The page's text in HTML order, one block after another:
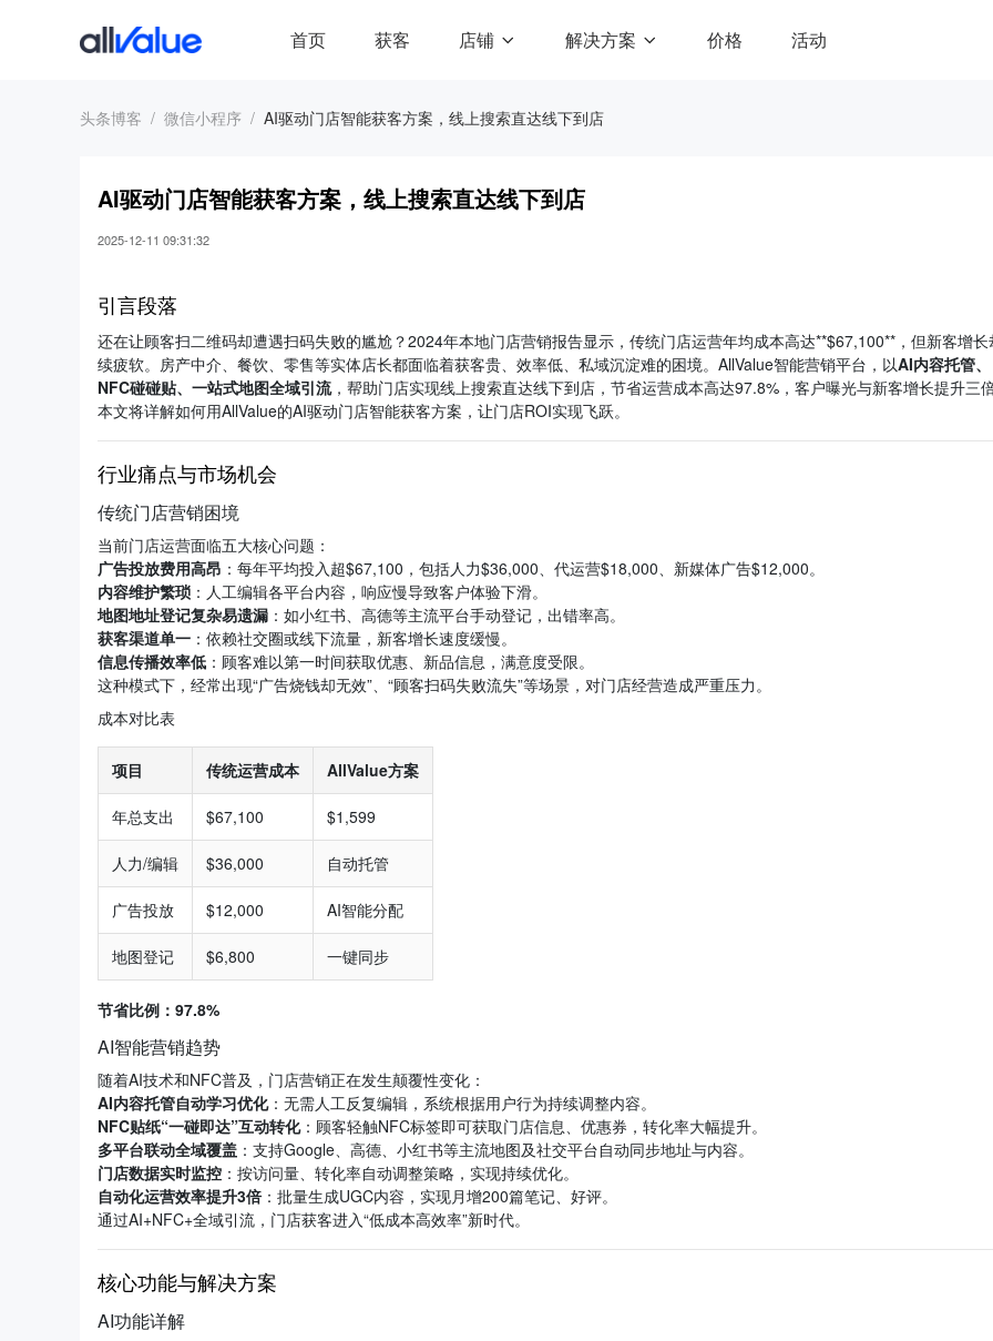
首页 获客 店铺 解决方案 价格 活动
头条博客 微信小程序 AI驱动门店智能获客方案，线上搜索直达线下到店
AI驱动门店智能获客方案，线上搜索直达线下到店
2025-12-11 09:31:32
引言段落
还在让顾客扫二维码却遭遇扫码失败的尴尬？2024年本地门店营销报告显示，传统门店运营年均成本高达**$67,100**，但新客增长
续疲软。房产中介、餐饮、零售等实体店长都面临着获客贵、效率低、私域沉淀难的困境。AllValue智能营销平台，以AI内容托管、
NFC碰碰贴、一站式地图全域引流，帮助门店实现线上搜索直达线下到店，节省运营成本高达97.8%，客户曝光与新客增长提升三
本文将详解如何用AllValue的AI驱动门店智能获客方案，让门店ROI实现飞跃。
行业痛点与市场机会
传统门店营销困境
当前门店运营面临五大核心问题：
广告投放费用高昂 ：每年平均投入超$67,100，包括人力$36,000、代运营$18,000、新媒体广告$12,000。
内容维护繁琐 ：人工编辑各平台内容，响应慢导致客户体验下滑。
地图地址登记复杂易遗漏 ：如小红书、高德等主流平台手动登记，出错率高。
获客渠道单一 ：依赖社交圈或线下流量，新客增长速度缓慢。
信息传播效率低 ：顾客难以第一时间获取优惠、新品信息，满意度受限。
这种模式下，经常出现“广告烧钱却无效”、“顾客扫码失败流失”等场景，对门店经营造成严重压力。
成本对比表
项目 传统运营成本 AllValue方案
年总支出 $67,100 $1,599
人力/编辑 $36,000 自动托管
广告投放 $12,000 AI智能分配
地图登记 $6,800 一键同步
节省比例：97.8%
AI智能营销趋势
随着AI技术和NFC普及，门店营销正在发生颠覆性变化：
AI内容托管自动学习优化：无需人工反复编辑，系统根据用户行为持续调整内容。
NFC贴纸“一碰即达”互动转化：顾客轻触NFC标签即可获取门店信息、优惠券，转化率大幅提升。
多平台联动全域覆盖 ：支持Google、高德、小红书等主流地图及社交平台自动同步地址与内容。
门店数据实时监控 ：按访问量、转化率自动调整策略，实现持续优化。
自动化运营效率提升3倍：批量生成UGC内容，实现月增200篇笔记、好评。
通过AI+NFC+全域引流，门店获客进入“低成本高效率”新时代。
核心功能与解决方案
AI功能详解